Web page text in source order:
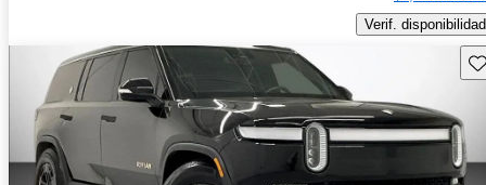
Verif. disponibilidad